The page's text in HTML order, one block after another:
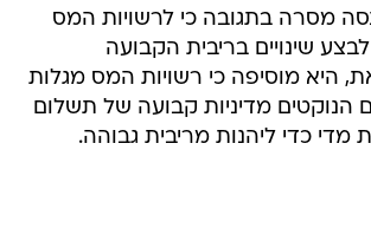
מסרה בתגובה כי לרשויות המס
לבצע שינויים בריבית הקבועה
היא מוסיפה כי רשויות המס מגלות
הנוקטים מדיניות קבועה של תשלום
מדי כדי ליהנות מריבית גבוהה.